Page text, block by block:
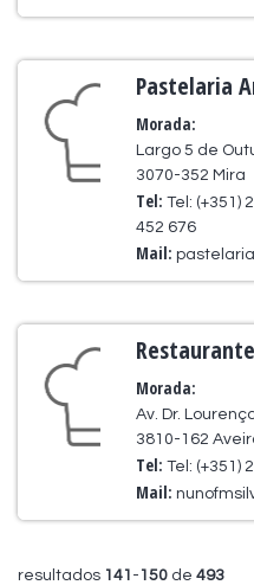
Pastelaria
Morada:
Largo 5 de
3070-352 Mira
Tel:Tel: (+351)
452 676
Mail:
Morada:
Av. Dr.
3810-162
Tel:Tel: (+351)
Mail:
resultados 141 - 150 de 493